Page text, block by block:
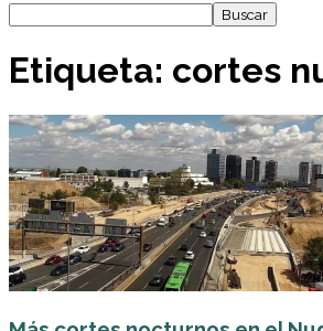
Etiqueta: cortes